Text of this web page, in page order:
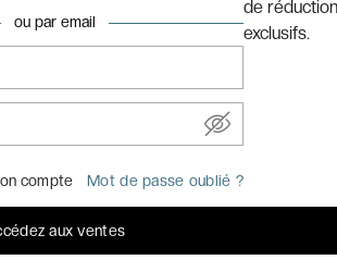
? Un rêve rendu possible grâce à cette
du Marais **** possède une denrée
qui offre un havre de paix dans ce
qu’à quelques minutes ainsi que les
et des touristes. Un hôtel parfait
ou par email
compte Mot de passe oublié ?
aux ventes
de
exclusifs.